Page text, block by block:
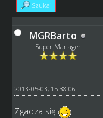
Szukaj
MGRBarto
Super Manager
2013-05-03, 15:38:06
Zgadza się